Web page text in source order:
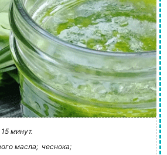
минут.
масла; чеснока;